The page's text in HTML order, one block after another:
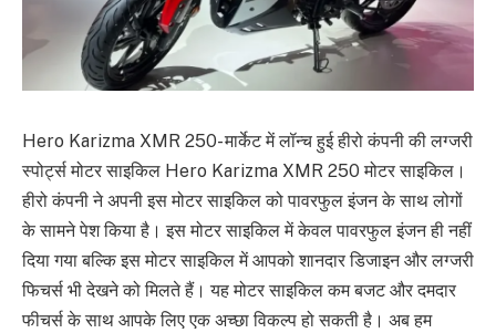
Hero Karizma XMR 250- मार्केट में लॉन्च हुई हीरो कंपनी की लग्जरी
स्पोर्ट्स मोटर साइकिल Hero Karizma XMR 250 मोटर साइकिल।
हीरो कंपनी ने अपनी इस मोटर साइकिल को पावरफुल इंजन के साथ लोगों
के सामने पेश किया है। इस मोटर साइकिल में केवल पावरफुल इंजन ही नहीं
दिया गया बल्कि इस मोटर साइकिल में आपको शानदार डिजाइन और लग्जरी
फिचर्स भी देखने को मिलते हैं। यह मोटर साइकिल कम बजट और दमदार
फीचर्स के साथ आपके लिए एक अच्छा विकल्प हो सकती है। अब हम